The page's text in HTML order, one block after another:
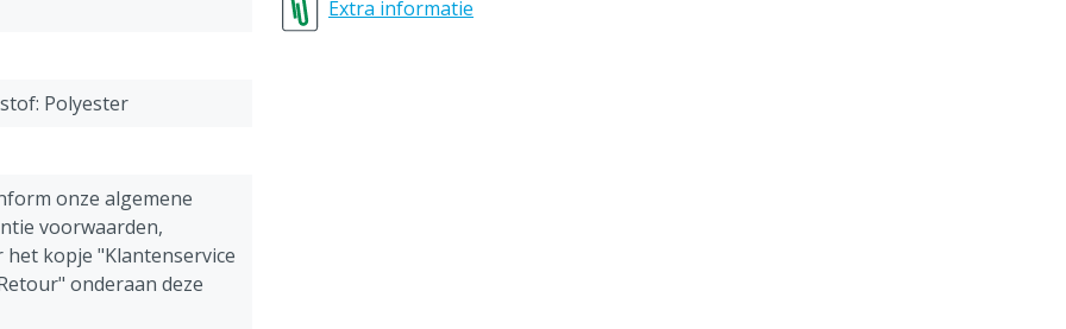
Maat 3 = 48-50 = M (medium)
Maat 4 = 52-54 = L (large)
Polyester
onze algemene
voorwaarden,
het kopje "Klantenservice
onderaan deze
Extra informatie